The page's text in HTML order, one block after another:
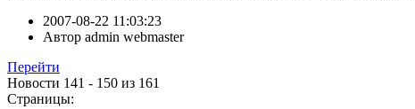
2007-08-22 11:03:23
Автор admin webmaster
Перейти
Новости 141 - 150 из 161
Страницы: